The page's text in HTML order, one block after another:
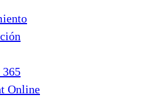
Online